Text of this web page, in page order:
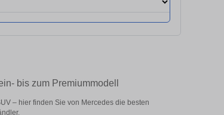
bis zum Premiummodell
– hier finden Sie von Mercedes die besten